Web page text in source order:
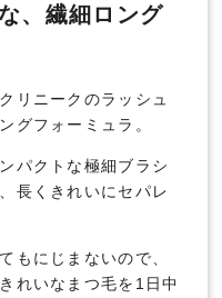
、繊細ロング
リニークのラッシュ
グフォーミュラ。
パクトな極細ブラシ
長くきれいにセパレ
もにじまないので、
れいなまつ毛を1日中